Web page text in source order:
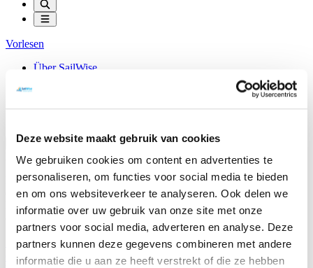
Deze website maakt gebruik van cookies
We gebruiken cookies om content en advertenties te
personaliseren, om functies voor social media te bieden
en om ons websiteverkeer te analyseren. Ook delen we
informatie over uw gebruik van onze site met onze
partners voor social media, adverteren en analyse. Deze
partners kunnen deze gegevens combineren met andere
informatie die u aan ze heeft verstrekt of die ze hebben
Vorlesen
Über SailWise
Legst du auch einen Dachziegel auf das Commandeurshuis?!
Nach Jahren, in denen es Wind und Wetter ausgesetzt war, lässt uns
das Dach des Kommandantenhauses buchstäblich im Stich. Das
Dach ist undicht, die derzeitigen Dachziegel sind abgenutzt und eine
ordentliche Dämmung fehlt noch gänzlich.
Spende hier Schließen
Contact
Steun ons